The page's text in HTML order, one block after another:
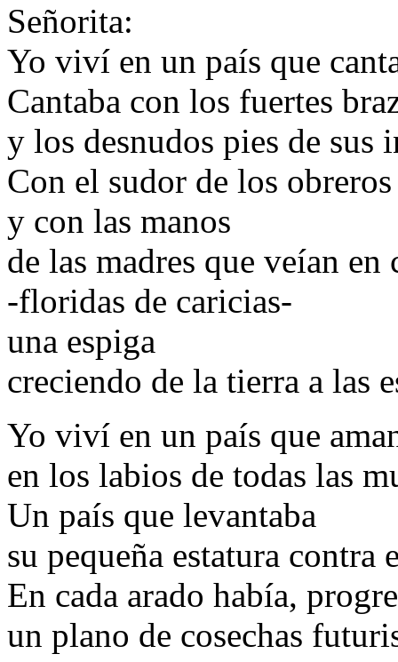
Señorita:
Yo viví en un país que
Cantaba con los fuertes
y los desnudos pies de sus
Con el sudor de los obreros
y con las manos
de las madres que veían en
-floridas de caricias-
una espiga
creciendo de la tierra a las
Yo viví en un país que
en los labios de todas las
Un país que levantaba
su pequeña estatura contra
En cada arado había,
un plano de cosechas